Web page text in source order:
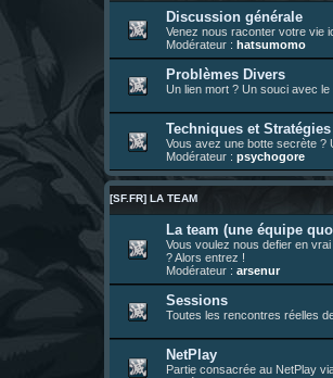
23 juin 07:30¦hatsumomo: nouvelle trad
23 juin 07:26¦hatsumomo:shoutbox
22 juin 12:27¦indy:Yo !
22 juin 08:49¦veja:Yo
Discussion générale
Venez nous raconter votre vie
Modérateur : hatsumomo
Problèmes Divers
Un lien mort ? Un souci avec
Techniques et Stratégies
Vous avez une botte secrète ?
Modérateur : psychogore
[SF.FR] LA TEAM
La team (une équipe
Vous voulez nous defier en
? Alors entrez !
Modérateur : arsenur
Sessions
Toutes les rencontres réelles
NetPlay
Partie consacrée au NetPlay